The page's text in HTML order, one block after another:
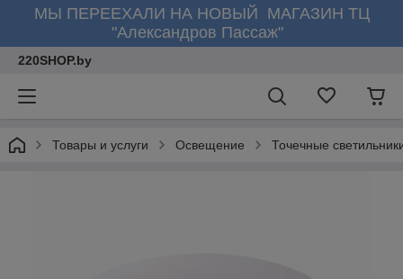
МЫ ПЕРЕЕХАЛИ НА НОВЫЙ МАГАЗИН ТЦ
"Александров Пассаж"
220SHOP.by
Товары и услуги Освещение Точечные